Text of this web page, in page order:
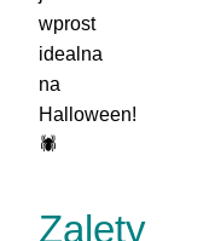
wprost
idealna
na
Halloween!
🕷️
Zalety